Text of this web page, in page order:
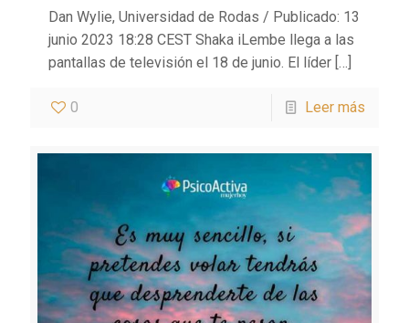
Dan Wylie, Universidad de Rodas / Publicado: 13
junio 2023 18:28 CEST Shaka iLembe llega a las
pantallas de televisión el 18 de junio. El líder […]
0 Leer más